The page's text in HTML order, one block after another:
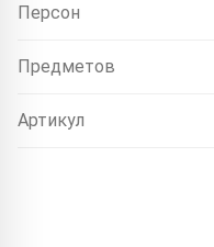
Персон
Предметов
Артикул